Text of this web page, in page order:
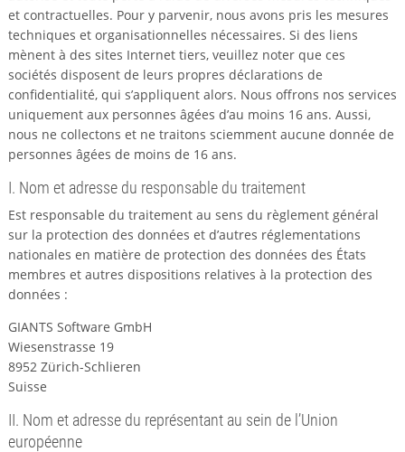
et contractuelles. Pour y parvenir, nous avons pris les mesures
techniques et organisationnelles nécessaires. Si des liens
mènent à des sites Internet tiers, veuillez noter que ces
sociétés disposent de leurs propres déclarations de
confidentialité, qui s’appliquent alors. Nous offrons nos services
uniquement aux personnes âgées d’au moins 16 ans. Aussi,
nous ne collectons et ne traitons sciemment aucune donnée de
personnes âgées de moins de 16 ans.
I. Nom et adresse du responsable du traitement
Est responsable du traitement au sens du règlement général
sur la protection des données et d’autres réglementations
nationales en matière de protection des données des États
membres et autres dispositions relatives à la protection des
données :
GIANTS Software GmbH
Wiesenstrasse 19
8952 Zürich-Schlieren
Suisse
II. Nom et adresse du représentant au sein de l’Union
européenne